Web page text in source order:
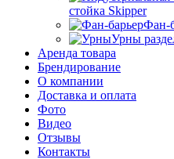
стойка Skipper
Фан-
Урны
Аренда товара
Брендирование
О компании
Доставка и оплата
Фото
Видео
Отзывы
Контакты